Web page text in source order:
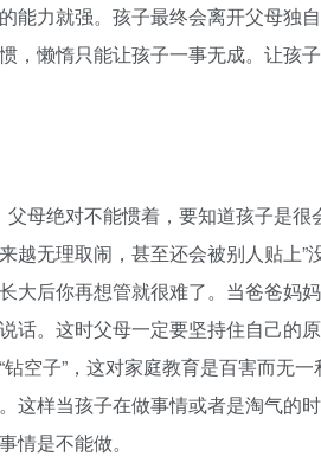
能力就强。孩子最终会离开父母独
，懒惰只能让孩子一事无成。让孩
父母绝对不能惯着，要知道孩子是
越无理取闹，甚至还会被别人贴上”
大后你再想管就很难了。当爸爸妈
话。这时父母一定要坚持住自己的
空子”，这对家庭教育是百害而无
这样当孩子在做事情或者是淘气的
情是不能做。